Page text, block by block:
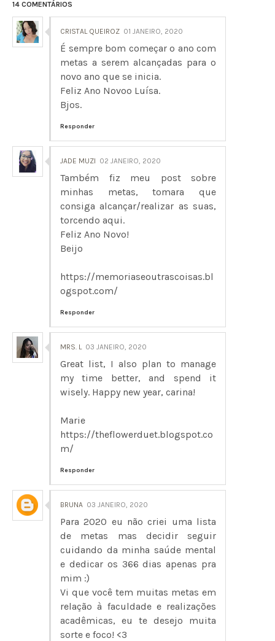
14 COMENTÁRIOS
CRISTAL QUEIROZ 01 JANEIRO, 2020
É sempre bom começar o ano com
metas a serem alcançadas para o
novo ano que se inicia.
Feliz Ano Novoo Luísa.
Bjos.
Responder
JADE MUZI 02 JANEIRO, 2020
Também fiz meu post sobre
minhas metas, tomara que
consiga alcançar/realizar as suas,
torcendo aqui.
Feliz Ano Novo!
Beijo
https://memoriaseoutrascoisas.bl
ogspot.com/
Responder
MRS. L 03 JANEIRO, 2020
Great list, I also plan to manage
my time better, and spend it
wisely. Happy new year, carina!
Marie
https://theflowerduet.blogspot.co
m/
Responder
BRUNA 03 JANEIRO, 2020
Para 2020 eu não criei uma lista
de metas mas decidir seguir
cuidando da minha saúde mental
e dedicar os 366 dias apenas pra
mim :)
Vi que você tem muitas metas em
relação à faculdade e realizações
acadêmicas, eu te desejo muita
sorte e foco! <3